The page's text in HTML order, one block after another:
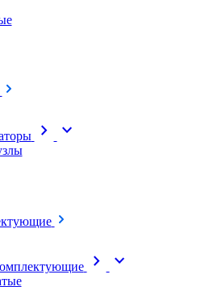
chevron_right expand_more
chevron_right expand_more